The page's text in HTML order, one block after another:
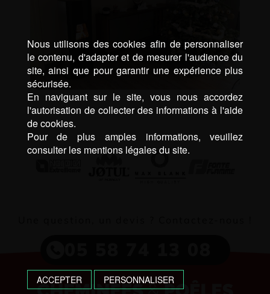
Nous utilisons des cookies afin de personnaliser
le contenu, d'adapter et de mesurer l'audience du
site, ainsi que pour garantir une expérience plus
sécurisée.
En naviguant sur le site, vous nous accordez
l'autorisation de collecter des informations à l'aide
de cookies.
Pour de plus amples informations, veuillez
consulter les mentions légales du site.
ACCEPTER PERSONNALISER